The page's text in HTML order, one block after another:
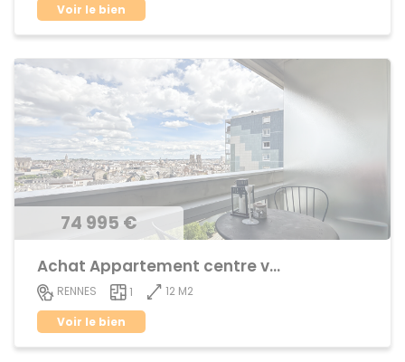
Voir le bien
74 995 €
Achat Appartement centre ville
RENNES 1
12 M2
Voir le bien